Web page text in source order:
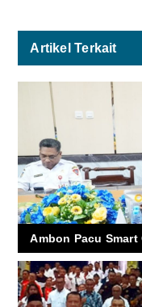
Artikel Terkait
Ambon Pacu